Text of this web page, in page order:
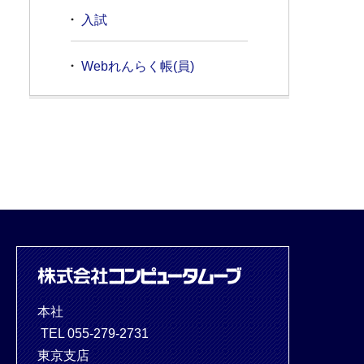
入試
Webれんらく帳(員)
本社
TEL 055-279-2731
東京支店